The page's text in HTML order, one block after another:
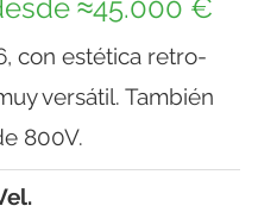
≈45.000 €
con estética retro-
versátil. También
800V.